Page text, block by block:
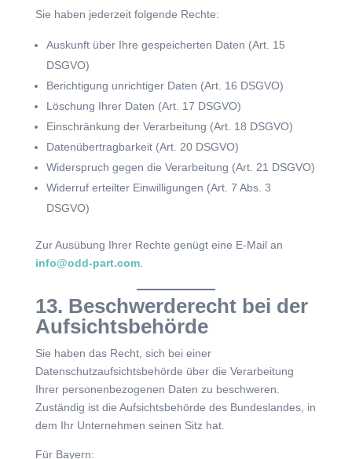
Sie haben jederzeit folgende Rechte:
Auskunft über Ihre gespeicherten Daten (Art. 15
DSGVO)
Berichtigung unrichtiger Daten (Art. 16 DSGVO)
Löschung Ihrer Daten (Art. 17 DSGVO)
Einschränkung der Verarbeitung (Art. 18 DSGVO)
Datenübertragbarkeit (Art. 20 DSGVO)
Widerspruch gegen die Verarbeitung (Art. 21 DSGVO)
Widerruf erteilter Einwilligungen (Art. 7 Abs. 3
DSGVO)
Zur Ausübung Ihrer Rechte genügt eine E-Mail an
info@odd-part.com.
13. Beschwerderecht bei der
Aufsichtsbehörde
Sie haben das Recht, sich bei einer
Datenschutzaufsichtsbehörde über die Verarbeitung
Ihrer personenbezogenen Daten zu beschweren.
Zuständig ist die Aufsichtsbehörde des Bundeslandes, in
dem Ihr Unternehmen seinen Sitz hat.
Für Bayern: